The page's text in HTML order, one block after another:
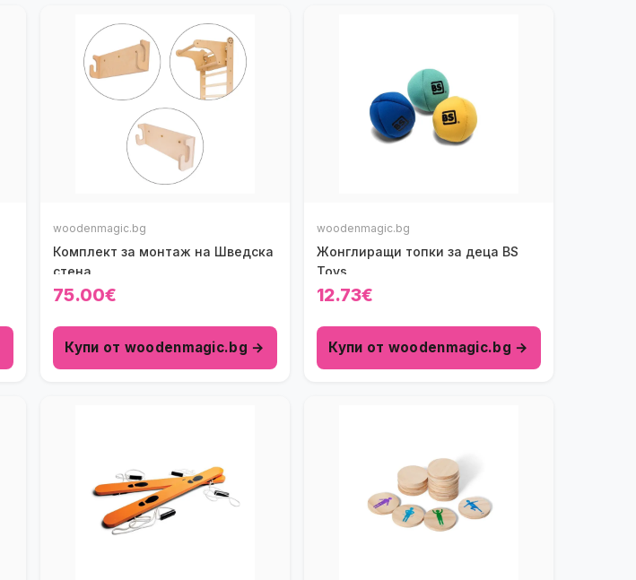
woodenmagic.bg
Комплект за монтаж на Шведска
стена
75.00€
Купи от woodenmagic.bg →
woodenmagic.bg
Жонглиращи топки за деца BS
Toys
12.73€
Купи от woodenmagic.bg →